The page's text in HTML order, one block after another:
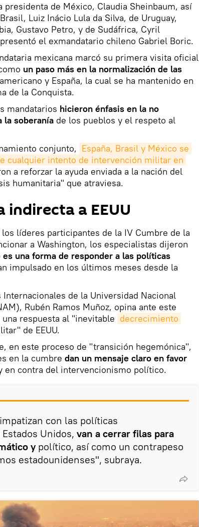
de México, Claudia Sheinbaum, así
Luiz Inácio Lula da Silva, de Uruguay,
Gustavo Petro, y de Sudáfrica, Cyril
el exmandatario chileno Gabriel Boric.
mexicana marcó su primera visita oficial
un paso más en la normalización de las
y España, la cual se ha mantenido en
de la Conquista.
mandatarios hicieron énfasis en la no
la soberanía de los pueblos y el respeto al
conjunto, España, Brasil y México se
cualquier intento de intervención militar en
a reforzar la ayuda enviada a la nación del
humanitaria" que atraviesa.
indirecta a EEUU
líderes participantes de la IV Cumbre de la
a Washington, los especialistas dijeron
es una forma de responder a las políticas
impulsado en los últimos meses desde la
de la Universidad Nacional
Rubén Ramos Muñoz, opina ante este
respuesta al "inevitable decrecimiento
de EEUU.
en este proceso de "transición hegemónica",
en la cumbre dan un mensaje claro en favor
en contra del intervencionismo político.
con las políticas
Unidos, van a cerrar filas para
y político, así como un contrapeso
estadounidenses", subraya.